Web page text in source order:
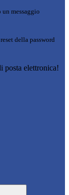
messaggio
della password
posta elettronica!